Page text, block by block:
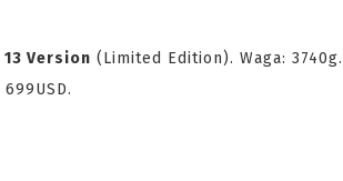
Version (Limited Edition). Waga: 3740g.